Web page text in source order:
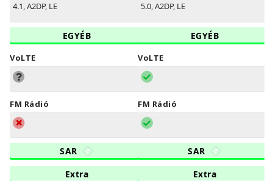
4.1, A2DP, LE
EGYÉB
VoLTE
FM Rádió
SAR
Extra
5.0, A2DP, LE
EGYÉB
VoLTE
FM Rádió
SAR
Extra